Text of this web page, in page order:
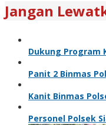
Jangan
Dukung Program
Panit 2 Binmas
Kanit Binmas
Personel Polsek